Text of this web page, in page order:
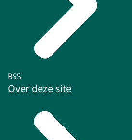
RSS
Over deze site